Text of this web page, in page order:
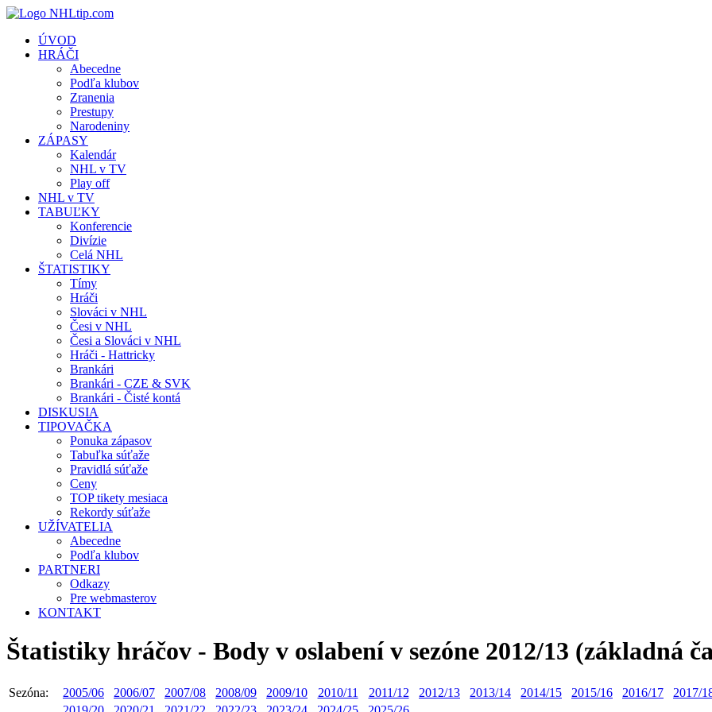
ÚVOD
HRÁČI
Abecedne
Podľa klubov
Zranenia
Prestupy
Narodeniny
ZÁPASY
Kalendár
NHL v TV
Play off
NHL v TV
TABUĽKY
Konferencie
Divízie
Celá NHL
ŠTATISTIKY
Tímy
Hráči
Slováci v NHL
Česi v NHL
Česi a Slováci v NHL
Hráči - Hattricky
Brankári
Brankári - CZE & SVK
Brankári - Čisté kontá
DISKUSIA
TIPOVAČKA
Ponuka zápasov
Tabuľka súťaže
Pravidlá súťaže
Ceny
TOP tikety mesiaca
Rekordy súťaže
UŽÍVATELIA
Abecedne
Podľa klubov
PARTNERI
Odkazy
Pre webmasterov
KONTAKT
Štatistiky hráčov - Body v oslabení v sezóne 2012/13 (základná
Sezóna: 2005/06 2006/07 2007/08 2008/09 2009/10 2010/11 2011/12 2012/13 2013/14 2014/15 2015/16 2016/17 2017/